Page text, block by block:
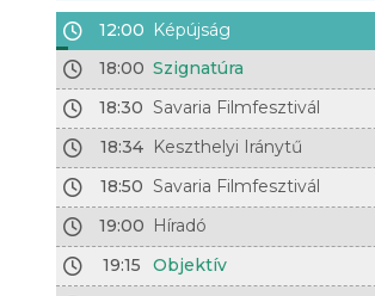
12:00 Képújság
18:00 Szignatúra
18:30 Savaria Filmfesztivál
18:34 Keszthelyi Iránytű
18:50 Savaria Filmfesztivál
19:00 Híradó
19:15
Objektív